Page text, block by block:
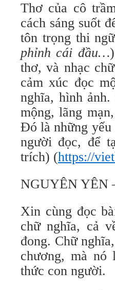
Thơ của cô
cách sáng suốt
tôn trọng thi
phỉnh cái đầu…
thơ, và nhạc
cảm xúc đọc
nghĩa, hình
mộng, lãng
Đó là những yếu
người đọc, để
trích) (https://
NGUYÊN YÊN
Xin cùng đọc
chữ nghĩa, cả
đong. Chữ
chương, mà nó
thức con người.